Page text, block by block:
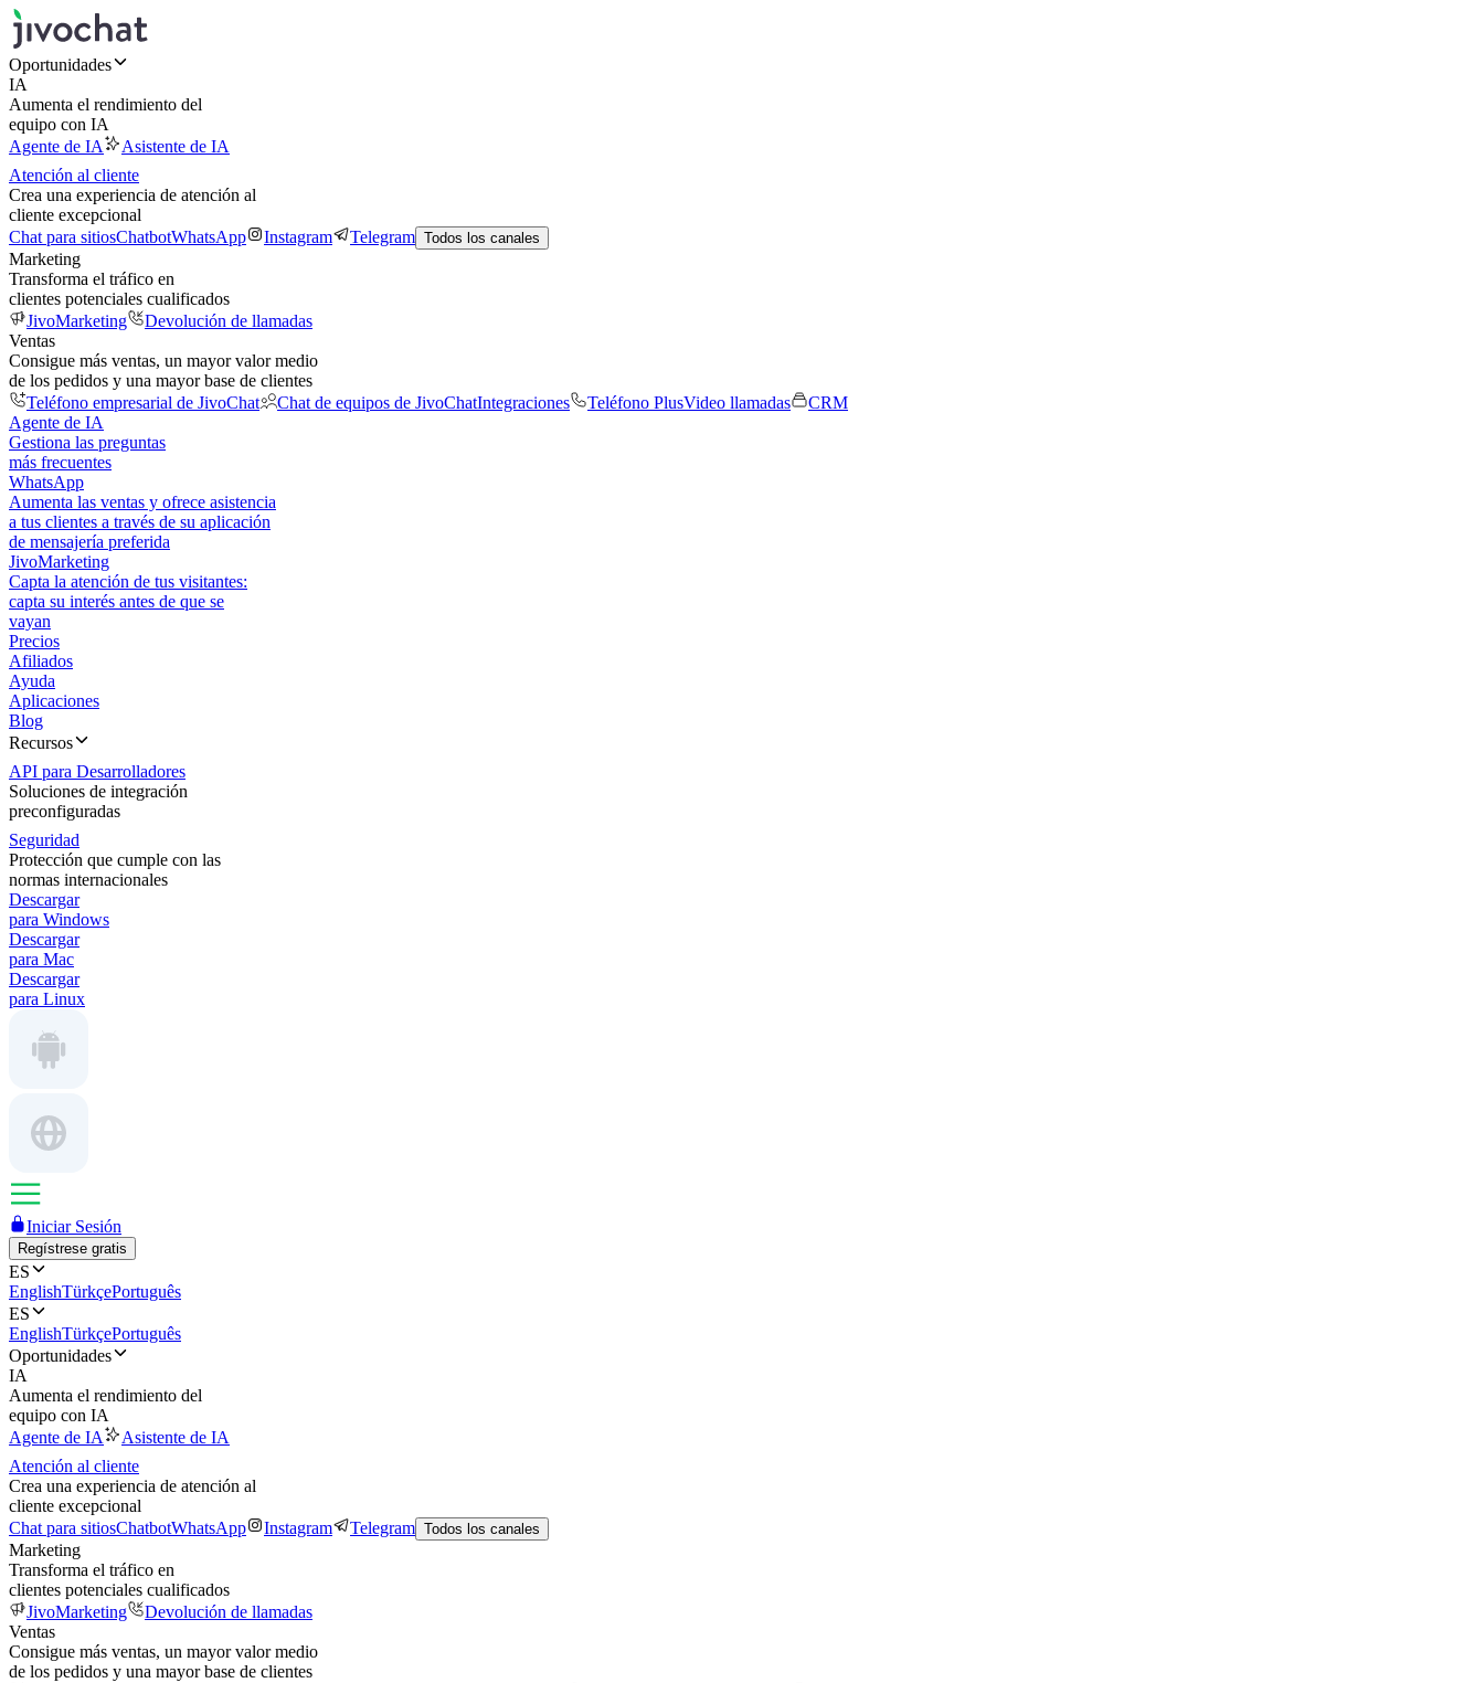
Oportunidades
IA
Aumenta el rendimiento del
equipo con IA
Agente de IA
Asistente de IA
Atención al cliente
Crea una experiencia de atención al
cliente excepcional
Chat para sitiosChatbotWhatsApp Instagram Telegram Todos los canales
Marketing
Transforma el tráfico en
clientes potenciales cualificados
JivoMarketing
Devolución de llamadas
Ventas
Consigue más ventas, un mayor valor medio
de los pedidos y una mayor base de clientes
Teléfono empresarial de JivoChat
Chat de equipos de JivoChatIntegraciones Teléfono PlusVideo llamadas
CRM
Agente de IA
Gestiona las preguntas
más frecuentes
WhatsApp
Aumenta las ventas y ofrece asistencia
a tus clientes a través de su aplicación
de mensajería preferida
JivoMarketing
Capta la atención de tus visitantes:
capta su interés antes de que se
vayan
Precios
Afiliados
Ayuda
Aplicaciones
Blog
Recursos
API para Desarrolladores
Soluciones de integración
preconfiguradas
Seguridad
Protección que cumple con las
normas internacionales
Descargar
para Windows
Descargar
para Mac
Descargar
para Linux
Iniciar Sesión
Regístrese gratis
ES
EnglishTürkçePortuguês
ES
EnglishTürkçePortuguês
Oportunidades
IA
Aumenta el rendimiento del
equipo con IA
Agente de IA
Asistente de IA
Atención al cliente
Crea una experiencia de atención al
cliente excepcional
Chat para sitiosChatbotWhatsApp Instagram Telegram Todos los canales
Marketing
Transforma el tráfico en
clientes potenciales cualificados
JivoMarketing
Devolución de llamadas
Ventas
Consigue más ventas, un mayor valor medio
de los pedidos y una mayor base de clientes